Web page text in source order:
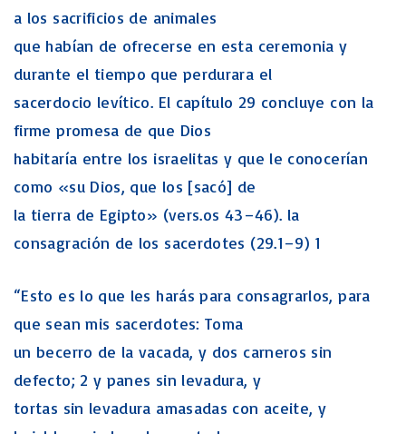
a los sacrificios de animales
que habían de ofrecerse en esta ceremonia y
durante el tiempo que perdurara el
sacerdocio levítico. El capítulo 29 concluye con la
firme promesa de que Dios
habitaría entre los israelitas y que le conocerían
como «su Dios, que los [sacó] de
la tierra de Egipto» (vers.os 43–46). la
consagración de los sacerdotes (29.1–9) 1
“Esto es lo que les harás para consagrarlos, para
que sean mis sacerdotes: Toma
un becerro de la vacada, y dos carneros sin
defecto; 2 y panes sin levadura, y
tortas sin levadura amasadas con aceite, y